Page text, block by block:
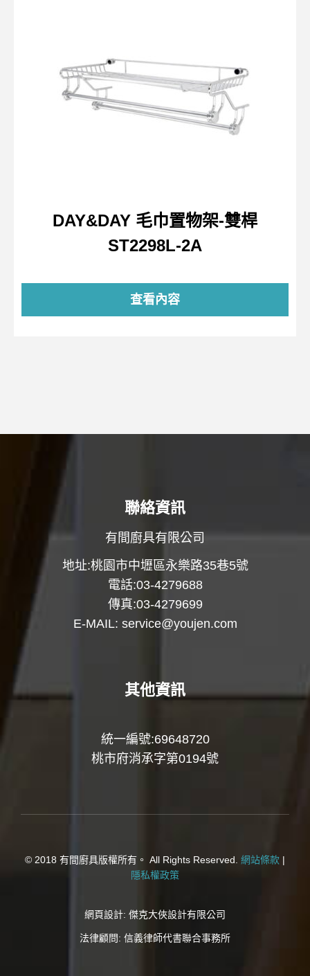
DAY&DAY 毛巾置物架-雙桿
ST2298L-2A
查看內容
聯絡資訊
有間廚具有限公司
地址:桃園市中壢區永樂路35巷5號
電話:03-4279688
傳真:03-4279699
E-MAIL: service@youjen.com
其他資訊
統一編號:69648720
桃市府消承字第0194號
© 2018 有間廚具版權所有。 All Rights Reserved. 網站條款 |
隱私權政策
網頁設計: 傑克大俠設計有限公司
法律顧問: 信義律師代書聯合事務所